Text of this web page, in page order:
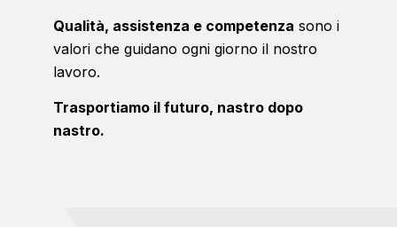
Qualità, assistenza e competenza sono i
valori che guidano ogni giorno il nostro
lavoro.
Trasportiamo il futuro, nastro dopo
nastro.